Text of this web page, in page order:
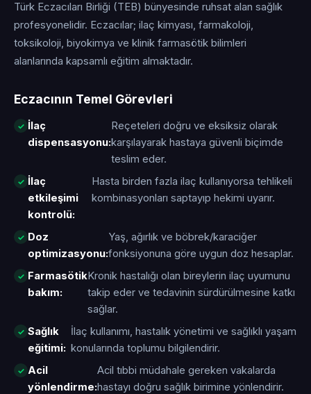
Türk Eczacıları Birliği (TEB) bünyesinde ruhsat alan sağlık
profesyonelidir. Eczacılar; ilaç kimyası, farmakoloji,
toksikoloji, biyokimya ve klinik farmasötik bilimleri
alanlarında kapsamlı eğitim almaktadır.
Eczacının Temel Görevleri
İlaç
dispensasyonu:
Reçeteleri doğru ve eksiksiz olarak
karşılayarak hastaya güvenli biçimde
teslim eder.
İlaç
etkileşimi
kontrolü:
Hasta birden fazla ilaç kullanıyorsa tehlikeli
kombinasyonları saptayıp hekimi uyarır.
Doz
optimizasyonu:
Yaş, ağırlık ve böbrek/karaciğer
fonksiyonuna göre uygun doz hesaplar.
Farmasötik
bakım:
Kronik hastalığı olan bireylerin ilaç uyumunu
takip eder ve tedavinin sürdürülmesine katkı
sağlar.
Sağlık
eğitimi:
İlaç kullanımı, hastalık yönetimi ve sağlıklı yaşam
konularında toplumu bilgilendirir.
Acil
yönlendirme:
Acil tıbbi müdahale gereken vakalarda
hastayı doğru sağlık birimine yönlendirir.